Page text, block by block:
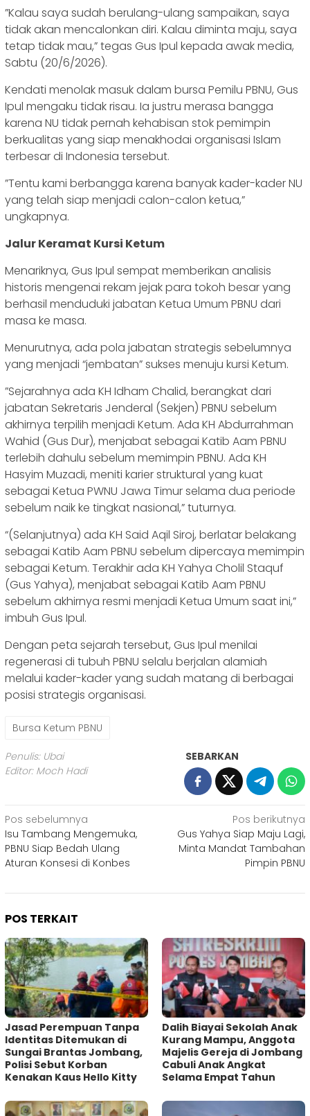
‎​”Kalau saya sudah berulang-ulang sampaikan, saya
tidak akan mencalonkan diri. Kalau diminta maju, saya
tetap tidak mau,” tegas Gus Ipul kepada awak media,
Sabtu (20/6/2026).
‎‎​Kendati menolak masuk dalam bursa Pemilu PBNU, Gus
Ipul mengaku tidak risau. Ia justru merasa bangga
karena NU tidak pernah kehabisan stok pemimpin
berkualitas yang siap menakhodai organisasi Islam
terbesar di Indonesia tersebut.
‎​”Tentu kami berbangga karena banyak kader-kader NU
yang telah siap menjadi calon-calon ketua,”
ungkapnya.
Jalur Keramat Kursi Ketum
​Menariknya, Gus Ipul sempat memberikan analisis
historis mengenai rekam jejak para tokoh besar yang
berhasil menduduki jabatan Ketua Umum PBNU dari
masa ke masa.
Menurutnya, ada pola jabatan strategis sebelumnya
yang menjadi “jembatan” sukses menuju kursi Ketum.
‎‎”Sejarahnya ada ​KH Idham Chalid, berangkat dari
jabatan Sekretaris Jenderal (Sekjen) PBNU sebelum
akhirnya terpilih menjadi Ketum. Ada ​KH Abdurrahman
Wahid (Gus Dur), menjabat sebagai Katib Aam PBNU
terlebih dahulu sebelum memimpin PBNU. Ada ​KH
Hasyim Muzadi, meniti karier struktural yang kuat
sebagai Ketua PWNU Jawa Timur selama dua periode
sebelum naik ke tingkat nasional,” tuturnya.
“(Selanjutnya) ada ​KH Said Aqil Siroj, berlatar belakang
sebagai Katib Aam PBNU sebelum dipercaya memimpin
sebagai Ketum. Terakhir ada ​KH Yahya Cholil Staquf
(Gus Yahya), menjabat sebagai Katib Aam PBNU
sebelum akhirnya resmi menjadi Ketua Umum saat ini,”
imbuh Gus Ipul.
‎​Dengan peta sejarah tersebut, Gus Ipul menilai
regenerasi di tubuh PBNU selalu berjalan alamiah
melalui kader-kader yang sudah matang di berbagai
posisi strategis organisasi.
Bursa Ketum PBNU
Penulis: Ubai
Editor: Moch Hadi
SEBARKAN
Navigasi
pos
Pos sebelumnya
Isu Tambang Mengemuka,
PBNU Siap Bedah Ulang
Aturan Konsesi di Konbes
Pos berikutnya
Gus Yahya Siap Maju Lagi,
Minta Mandat Tambahan
Pimpin PBNU
POS TERKAIT
Jasad Perempuan Tanpa
Identitas Ditemukan di
Sungai Brantas Jombang,
Polisi Sebut Korban
Kenakan Kaus Hello Kitty
Dalih Biayai Sekolah Anak
Kurang Mampu, Anggota
Majelis Gereja di Jombang
Cabuli Anak Angkat
Selama Empat Tahun